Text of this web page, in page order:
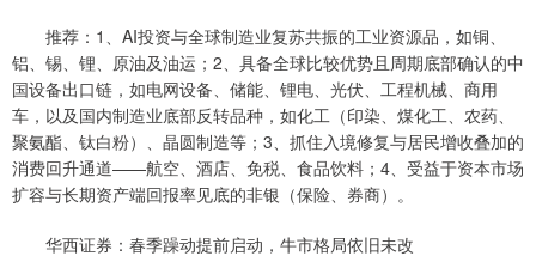
推荐：1、AI投资与全球制造业复苏共振的工业资源品，如铜、
铝、锡、锂、原油及油运；2、具备全球比较优势且周期底部确认的中
国设备出口链，如电网设备、储能、锂电、光伏、工程机械、商用
车，以及国内制造业底部反转品种，如化工（印染、煤化工、农药、
聚氨酯、钛白粉）、晶圆制造等；3、抓住入境修复与居民增收叠加的
消费回升通道——航空、酒店、免税、食品饮料；4、受益于资本市场
扩容与长期资产端回报率见底的非银（保险、券商）。
华西证券：春季躁动提前启动，牛市格局依旧未改